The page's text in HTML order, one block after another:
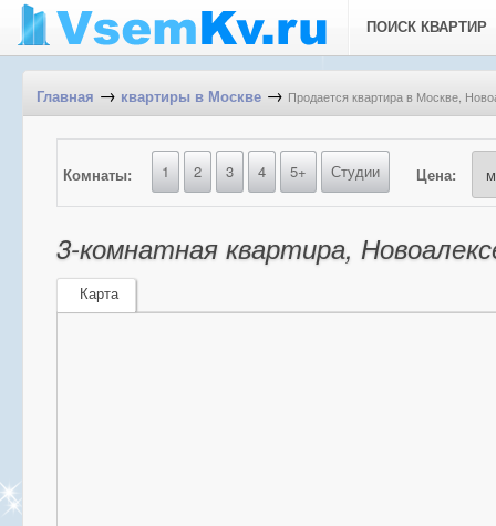
ПОИСК КВАРТИР
Главная → квартиры в Москве → Продается квартира в Москве,
Комнаты: 1 2 3 4 5+ Студии Цена:
3-комнатная квартира,
Карта